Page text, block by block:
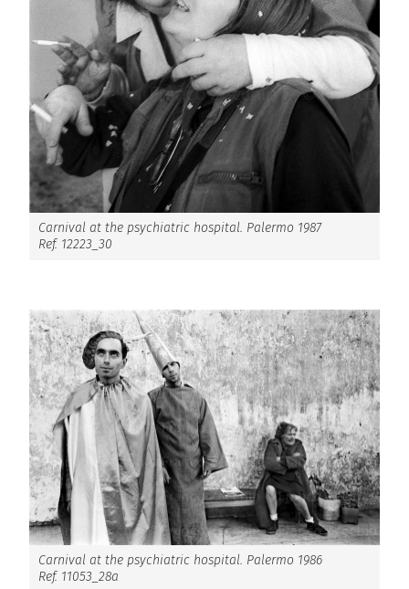
Carnival at the psychiatric hospital. Palermo 1987
Ref. 12223_30
Carnival at the psychiatric hospital. Palermo 1986
Ref. 11053_28a